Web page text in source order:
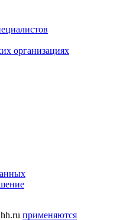
организациях
применяются